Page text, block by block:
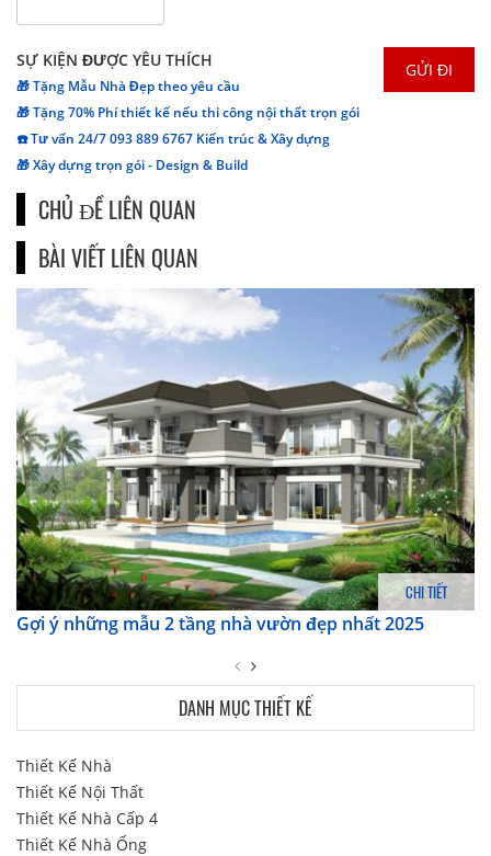
SỰ KIỆN ĐƯỢC YÊU THÍCH
🎁 Tặng Mẫu Nhà Đẹp theo yêu cầu
🎁 Tặng 70% Phí thiết kế nếu thi công nội thất trọn gói
☎️ Tư vấn 24/7 093 889 6767 Kiến trúc & Xây dựng
🎁 Xây dựng trọn gói - Design & Build
CHỦ ĐỀ LIÊN QUAN
BÀI VIẾT LIÊN QUAN
CHI TIẾT
Gợi ý những mẫu 2 tầng nhà vườn đẹp nhất 2025
DANH MỤC THIẾT KẾ
Thiết Kế Nhà
Thiết Kế Nội Thất
Thiết Kế Nhà Cấp 4
Thiết Kế Nhà Ống